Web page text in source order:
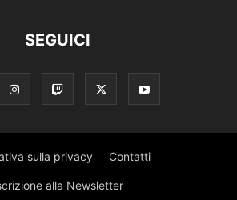
SEGUICI
sulla privacy Contatti
alla Newsletter